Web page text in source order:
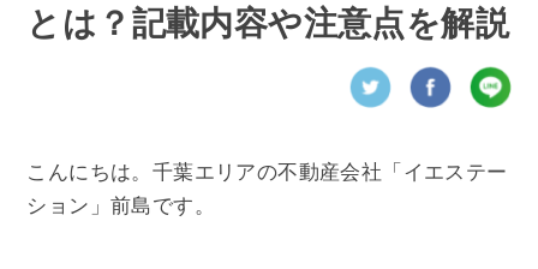
とは？記載内容や注意点を解説
こんにちは。千葉エリアの不動産会社「イエステー
ション」前島です。